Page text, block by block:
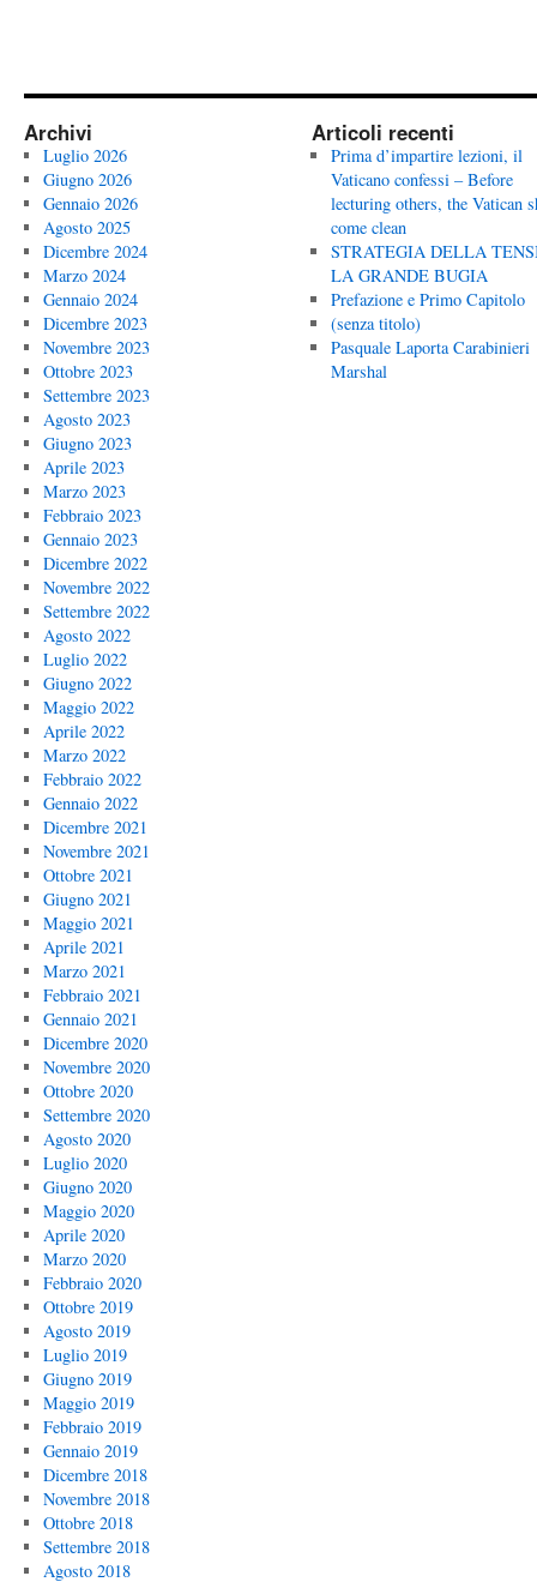
Archivi
Luglio 2026
Giugno 2026
Gennaio 2026
Agosto 2025
Dicembre 2024
Marzo 2024
Gennaio 2024
Dicembre 2023
Novembre 2023
Ottobre 2023
Settembre 2023
Agosto 2023
Giugno 2023
Aprile 2023
Marzo 2023
Febbraio 2023
Gennaio 2023
Dicembre 2022
Novembre 2022
Settembre 2022
Agosto 2022
Luglio 2022
Giugno 2022
Maggio 2022
Aprile 2022
Marzo 2022
Febbraio 2022
Gennaio 2022
Dicembre 2021
Novembre 2021
Ottobre 2021
Giugno 2021
Maggio 2021
Aprile 2021
Marzo 2021
Febbraio 2021
Gennaio 2021
Dicembre 2020
Novembre 2020
Ottobre 2020
Settembre 2020
Agosto 2020
Luglio 2020
Giugno 2020
Maggio 2020
Aprile 2020
Marzo 2020
Febbraio 2020
Ottobre 2019
Agosto 2019
Luglio 2019
Giugno 2019
Maggio 2019
Febbraio 2019
Gennaio 2019
Dicembre 2018
Novembre 2018
Ottobre 2018
Settembre 2018
Agosto 2018
Articoli recenti
Prima d’impartire lezioni, il
Vaticano confessi – Before
lecturing others, the Vatican
come clean
STRATEGIA DELLA
LA GRANDE BUGIA
Prefazione e Primo Capitolo
(senza titolo)
Pasquale Laporta Carabinieri
Marshal